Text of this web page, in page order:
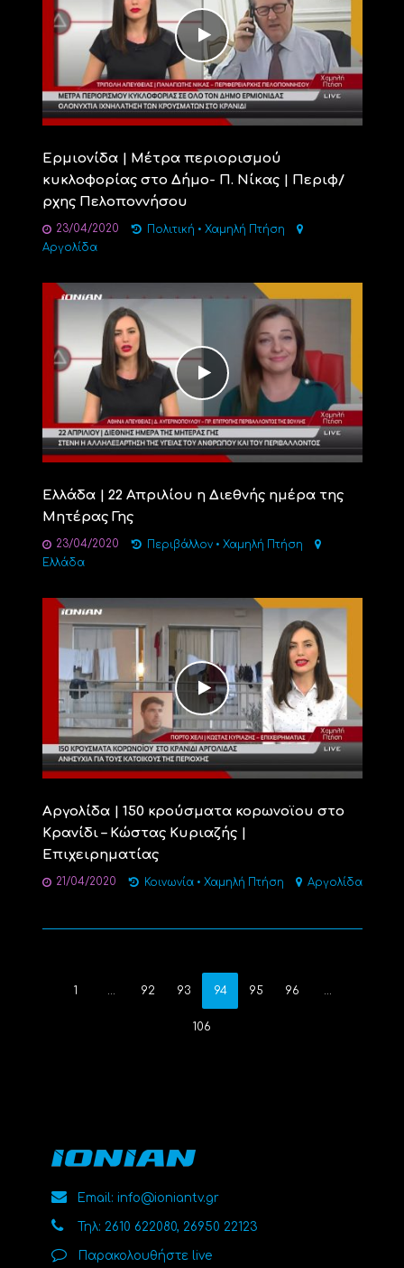
Ερμιονίδα | Μέτρα περιορισμού
κυκλοφορίας στο Δήμο- Π. Νίκας | Περιφ/
ρχης Πελοποννήσου
23/04/2020 Πολιτική • Χαμηλή Πτήση
Αργολίδα
Ελλάδα | 22 Απριλίου η Διεθνής ημέρα της
Μητέρας Γης
23/04/2020 Περιβάλλον • Χαμηλή Πτήση
Ελλάδα
Αργολίδα | 150 κρούσματα κορωνοϊου στο
Κρανίδι – Κώστας Κυριαζής |
Επιχειρηματίας
21/04/2020 Κοινωνία • Χαμηλή Πτήση Αργολίδα
1 92 93 94 95 96
106
Email: info@ioniantv.gr
Τηλ: 2610 622080, 26950 22123
Παρακολουθήστε live